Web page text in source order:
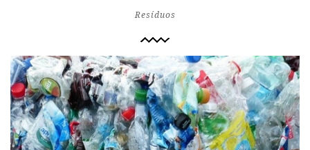
Resíduos